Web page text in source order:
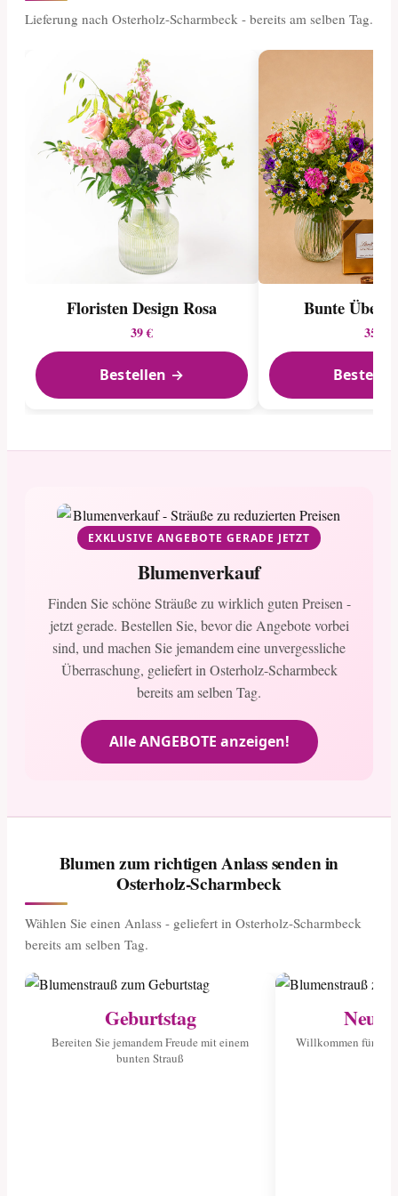
Lieferung nach Osterholz-Scharmbeck - bereits am selben Tag.
Floristen Design Rosa
39 €
Bestellen →
Bunte
35 €
EXKLUSIVE ANGEBOTE GERADE JETZT
Blumenverkauf
Finden Sie schöne Sträuße zu wirklich guten Preisen -
jetzt gerade. Bestellen Sie, bevor die Angebote vorbei
sind, und machen Sie jemandem eine unvergessliche
Überraschung, geliefert in Osterholz-Scharmbeck
bereits am selben Tag.
Alle ANGEBOTE anzeigen!
Blumen zum richtigen Anlass senden in
Osterholz-Scharmbeck
Wählen Sie einen Anlass - geliefert in Osterholz-Scharmbeck
bereits am selben Tag.
Geburtstag
Bereiten Sie jemandem Freude mit einem
bunten Strauß
Willkommen für